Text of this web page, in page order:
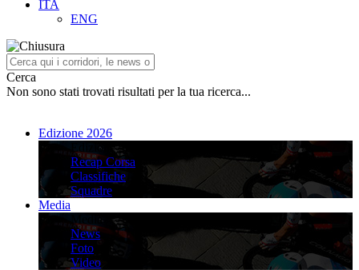
ITA
ENG
Cerca
Non sono stati trovati risultati per la tua ricerca...
Edizione 2026
Edizione 2026
Recap Corsa
Classifiche
Squadre
Media
Media
News
Foto
Video